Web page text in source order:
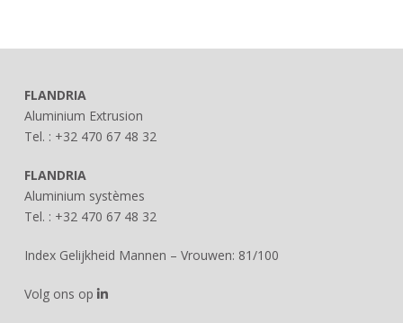
FLANDRIA
Aluminium Extrusion
Tel. : +32 470 67 48 32
FLANDRIA
Aluminium systèmes
Tel. : +32 470 67 48 32
Index Gelijkheid Mannen – Vrouwen: 81/100
Volg ons op